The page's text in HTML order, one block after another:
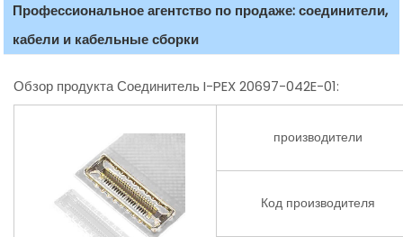
Профессиональное агентство по продаже: соединители,
кабели и кабельные сборки
Обзор продукта Соединитель I-PEX 20697-042E-01:
производители
Код производителя